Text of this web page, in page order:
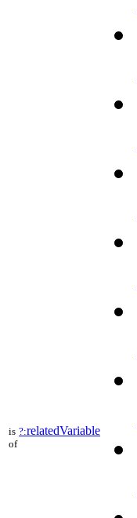
is ?:relatedVariable
of